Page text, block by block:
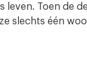
leven. Toen de
slechts één